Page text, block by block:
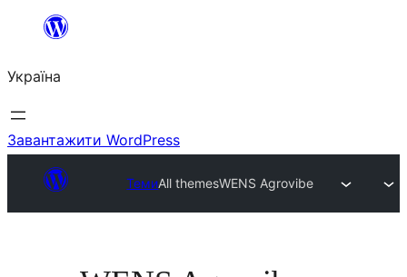
Перейти
вмісту
Україна
Завантажити WordPress
ТемиAll themesWENS Agrovibe